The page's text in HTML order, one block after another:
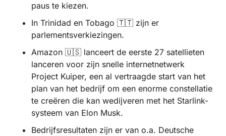
paus te kiezen.
In Trinidad en Tobago 🇹🇹 zijn er
parlementsverkiezingen.
Amazon 🇺🇸 lanceert de eerste 27 satellieten
lanceren voor zijn snelle internetnetwerk
Project Kuiper, een al vertraagde start van het
plan van het bedrijf om een enorme constellatie
te creëren die kan wedijveren met het Starlink-
systeem van Elon Musk.
Bedrijfsresultaten zijn er van o.a. Deutsche